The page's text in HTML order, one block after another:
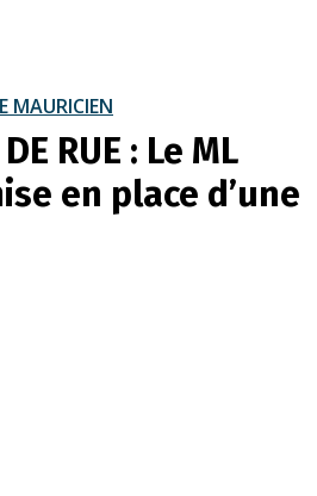
MAURICIEN
RUE : Le ML
en place d’une